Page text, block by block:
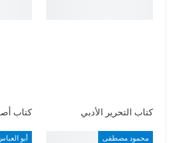
كتاب التحرير الأدبي كتاب
محمود مصطفى أبو